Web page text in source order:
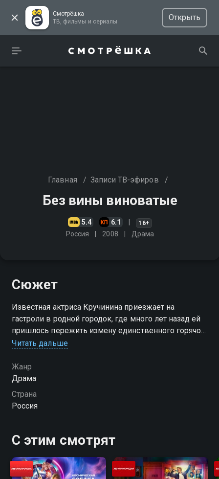
Смотрёшка
ТВ, фильмы и сериалы
Открыть
Главная / Записи ТВ-эфиров /
Без вины виноватые
5.4 6.1 16+
Россия 2008 Драма
Сюжет
Известная актриса Кручинина приезжает на
гастроли в родной городок, где много лет назад ей
пришлось пережить измену единственного горячо
любимого человека и потерять маленького сына,
Читать дальше
Жанр
Драма
Страна
Россия
С этим смотрят